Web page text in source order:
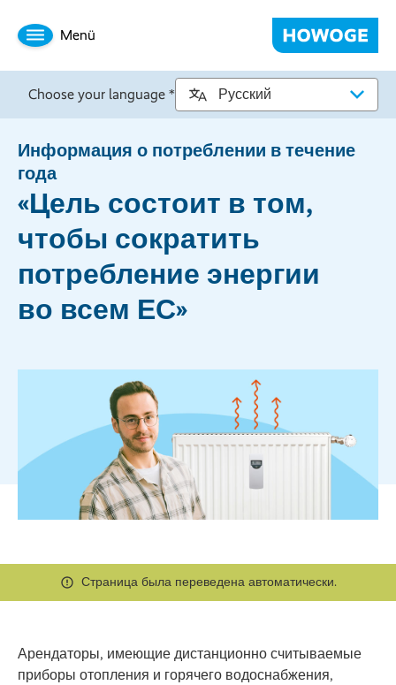
Menü
Choose your language *
Информация о потреблении в течение
года
«Цель состоит в том,
чтобы сократить
потребление энергии
во всем ЕС»
Страница была переведена автоматически.
Арендаторы, имеющие дистанционно считываемые
приборы отопления и горячего водоснабжения,